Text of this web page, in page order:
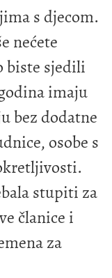
s djecom.
nećete
biste sjedili
imaju
bez dodatne
osobe s
stupiti za
članice i
za